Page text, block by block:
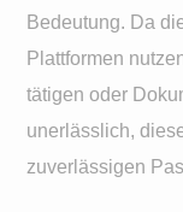
Bedeutung. Da
Plattformen
tätigen oder
unerlässlich,
zuverlässigen